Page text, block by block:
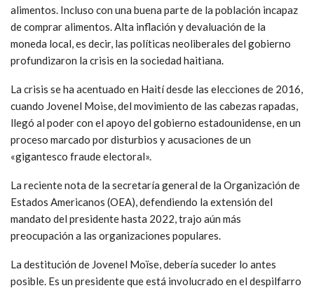
alimentos. Incluso con una buena parte de la población incapaz
de comprar alimentos. Alta inflación y devaluación de la
moneda local, es decir, las políticas neoliberales del gobierno
profundizaron la crisis en la sociedad haitiana.
La crisis se ha acentuado en Haití desde las elecciones de 2016,
cuando Jovenel Moise, del movimiento de las cabezas rapadas,
llegó al poder con el apoyo del gobierno estadounidense, en un
proceso marcado por disturbios y acusaciones de un
«gigantesco fraude electoral».
La reciente nota de la secretaría general de la Organización de
Estados Americanos (OEA), defendiendo la extensión del
mandato del presidente hasta 2022, trajo aún más
preocupación a las organizaciones populares.
La destitución de Jovenel Moïse, debería suceder lo antes
posible. Es un presidente que está involucrado en el despilfarro